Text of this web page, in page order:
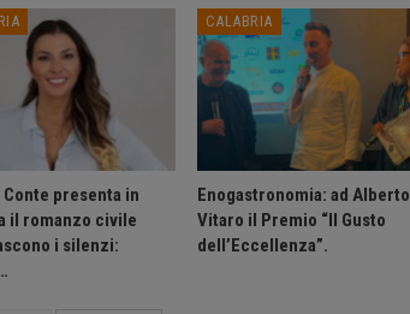
Conte presenta in
il romanzo civile
i silenzi:
CALABRIA
Enogastronomia: ad Alberto
Vitaro il Premio “Il Gusto
dell’Eccellenza”.